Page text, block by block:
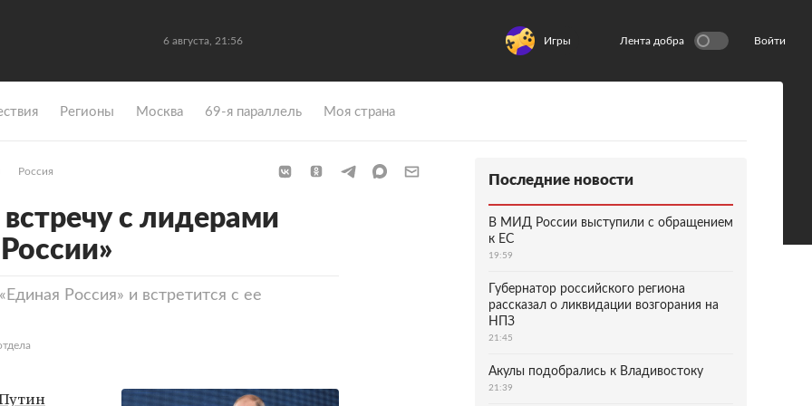
6 августа, 21:56 Игры Лента добра Войти
Регионы Москва 69-я параллель Моя страна
Россия
с лидерами
Россия» и встретится с ее
Последние новости
В МИД России выступили с обращением
к ЕС
19:59
Губернатор российского региона
рассказал о ликвидации возгорания на
НПЗ
21:45
Акулы подобрались к Владивостоку
21:39